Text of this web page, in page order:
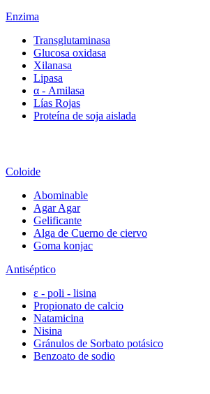
Enzima
Transglutaminasa
Glucosa oxidasa
Xilanasa
Lipasa
α - Amilasa
Lías Rojas
Proteína de soja aislada
Coloide
Abominable
Agar Agar
Gelificante
Alga de Cuerno de ciervo
Goma konjac
Antiséptico
ε - poli - lisina
Propionato de calcio
Natamicina
Nisina
Gránulos de Sorbato potásico
Benzoato de sodio